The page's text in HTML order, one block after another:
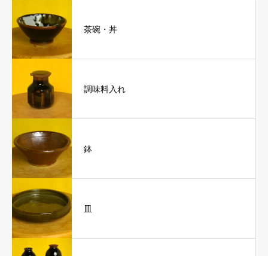
茶碗・丼
調味料入れ
鉢
皿